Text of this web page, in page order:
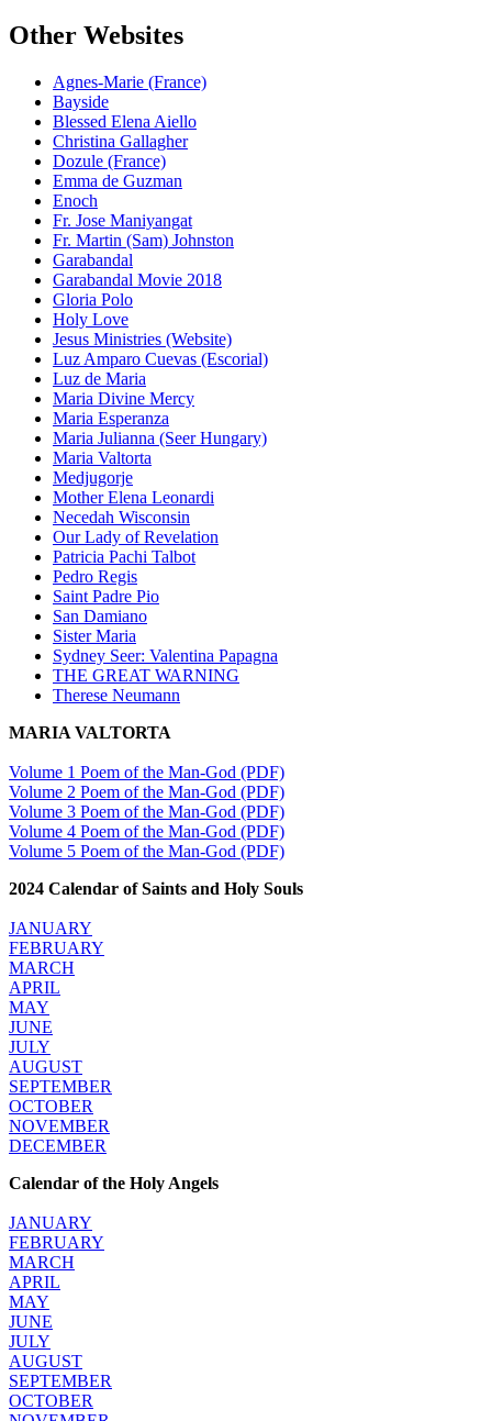
Other Websites
Agnes-Marie (France)
Bayside
Blessed Elena Aiello
Christina Gallagher
Dozule (France)
Emma de Guzman
Enoch
Fr. Jose Maniyangat
Fr. Martin (Sam) Johnston
Garabandal
Garabandal Movie 2018
Gloria Polo
Holy Love
Jesus Ministries (Website)
Luz Amparo Cuevas (Escorial)
Luz de Maria
Maria Divine Mercy
Maria Esperanza
Maria Julianna (Seer Hungary)
Maria Valtorta
Medjugorje
Mother Elena Leonardi
Necedah Wisconsin
Our Lady of Revelation
Patricia Pachi Talbot
Pedro Regis
Saint Padre Pio
San Damiano
Sister Maria
Sydney Seer: Valentina Papagna
THE GREAT WARNING
Therese Neumann
MARIA VALTORTA
Volume 1 Poem of the Man-God (PDF)
Volume 2 Poem of the Man-God (PDF)
Volume 3 Poem of the Man-God (PDF)
Volume 4 Poem of the Man-God (PDF)
Volume 5 Poem of the Man-God (PDF)
2024 Calendar of Saints and Holy Souls
JANUARY
FEBRUARY
MARCH
APRIL
MAY
JUNE
JULY
AUGUST
SEPTEMBER
OCTOBER
NOVEMBER
DECEMBER
Calendar of the Holy Angels
JANUARY
FEBRUARY
MARCH
APRIL
MAY
JUNE
JULY
AUGUST
SEPTEMBER
OCTOBER